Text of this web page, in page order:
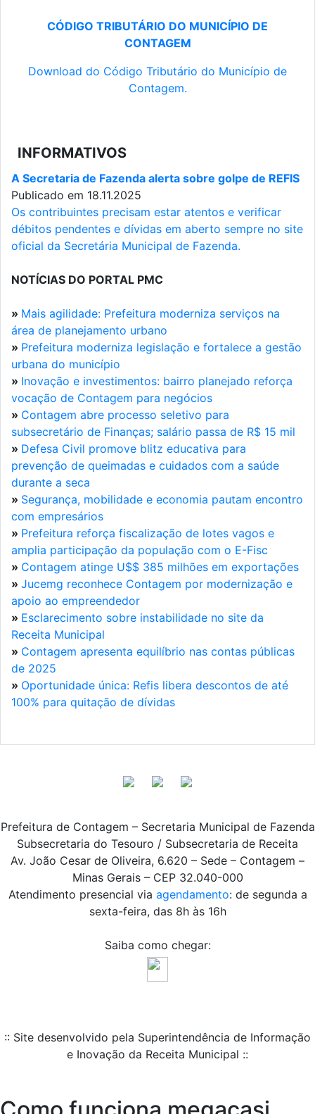
CÓDIGO TRIBUTÁRIO DO MUNICÍPIO DE
CONTAGEM
Download do Código Tributário do Município de
Contagem.
INFORMATIVOS
A Secretaria de Fazenda alerta sobre golpe de REFIS
Publicado em 18.11.2025
Os contribuintes precisam estar atentos e verificar
débitos pendentes e dívidas em aberto sempre no site
oficial da Secretária Municipal de Fazenda.
NOTÍCIAS DO PORTAL PMC
» Mais agilidade: Prefeitura moderniza serviços na
área de planejamento urbano
» Prefeitura moderniza legislação e fortalece a gestão
urbana do município
» Inovação e investimentos: bairro planejado reforça
vocação de Contagem para negócios
» Contagem abre processo seletivo para
subsecretário de Finanças; salário passa de R$ 15 mil
» Defesa Civil promove blitz educativa para
prevenção de queimadas e cuidados com a saúde
durante a seca
» Segurança, mobilidade e economia pautam encontro
com empresários
» Prefeitura reforça fiscalização de lotes vagos e
amplia participação da população com o E-Fisc
» Contagem atinge U$$ 385 milhões em exportações
» Jucemg reconhece Contagem por modernização e
apoio ao empreendedor
» Esclarecimento sobre instabilidade no site da
Receita Municipal
» Contagem apresenta equilíbrio nas contas públicas
de 2025
» Oportunidade única: Refis libera descontos de até
100% para quitação de dívidas
Prefeitura de Contagem – Secretaria Municipal de Fazenda
Subsecretaria do Tesouro / Subsecretaria de Receita
Av. João Cesar de Oliveira, 6.620 – Sede – Contagem –
Minas Gerais – CEP 32.040-000
Atendimento presencial via agendamento: de segunda a
sexta-feira, das 8h às 16h
Saiba como chegar:
:: Site desenvolvido pela Superintendência de Informação
e Inovação da Receita Municipal ::